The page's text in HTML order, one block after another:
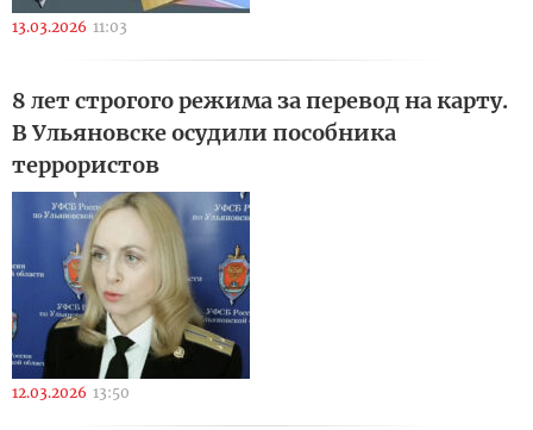
13.03.2026 11:03
8 лет строгого режима за перевод на карту.
В Ульяновске осудили пособника
террористов
12.03.2026 13:50